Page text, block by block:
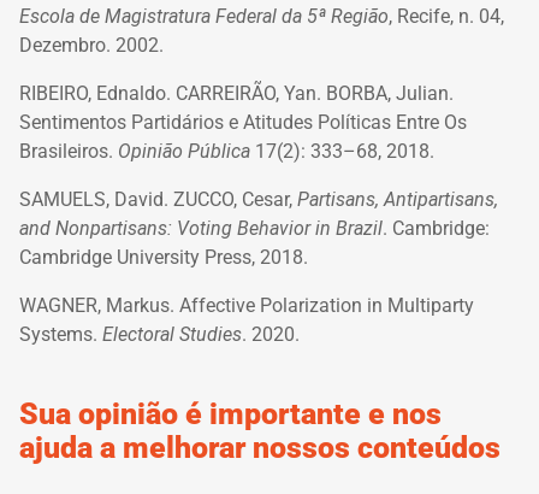
Escola de Magistratura Federal da 5ª Região, Recife, n. 04,
Dezembro. 2002.
RIBEIRO, Ednaldo. CARREIRÃO, Yan. BORBA, Julian.
Sentimentos Partidários e Atitudes Políticas Entre Os
Brasileiros. Opinião Pública 17(2): 333–68, 2018.
SAMUELS, David. ZUCCO, Cesar, Partisans, Antipartisans,
and Nonpartisans: Voting Behavior in Brazil. Cambridge:
Cambridge University Press, 2018.
WAGNER, Markus. Affective Polarization in Multiparty
Systems. Electoral Studies. 2020.
Sua opinião é importante e nos
ajuda a melhorar nossos conteúdos